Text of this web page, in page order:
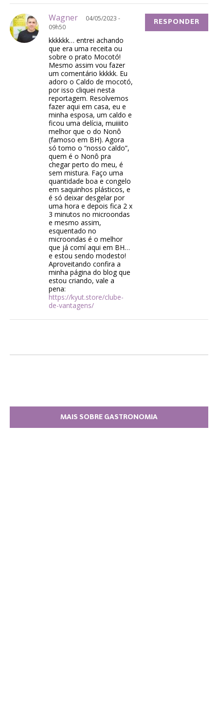
Wagner
04/05/2023 -
09h50
kkkkkk… entrei achando
que era uma receita ou
sobre o prato Mocotó!
Mesmo assim vou fazer
um comentário kkkkk. Eu
adoro o Caldo de mocotó,
por isso cliquei nesta
reportagem. Resolvemos
fazer aqui em casa, eu e
minha esposa, um caldo e
ficou uma delícia, muiiiito
melhor que o do Nonô
(famoso em BH). Agora
só tomo o “nosso caldo”,
quem é o Nonô pra
chegar perto do meu, é
sem mistura. Faço uma
quantidade boa e congelo
em saquinhos plásticos, e
é só deixar desgelar por
uma hora e depois fica 2 x
3 minutos no microondas
e mesmo assim,
esquentado no
microondas é o melhor
que já comí aqui em BH…
e estou sendo modesto!
Aproveitando confira a
minha página do blog que
estou criando, vale a
pena:
https://kyut.store/clube-
de-vantagens/
RESPONDER
MAIS SOBRE GASTRONOMIA